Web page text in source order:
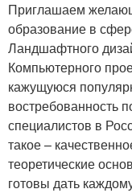
Приглашаем
образование в
Ландшафтного
Компьютерного
кажущуюся
востребованность
специалистов в
такое –
теоретические
готовы дать